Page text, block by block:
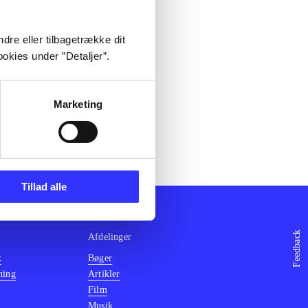
eller tilbagetrække dit
under ”Detaljer”.
Marketing
Tillad alle
Feedback
Afdelinger
Bøger
Artikler
Film
Musik